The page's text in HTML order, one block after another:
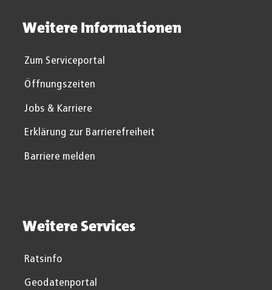
Weitere Informationen
Zum Serviceportal
Öffnungszeiten
Jobs & Karriere
Erklärung zur Barrierefreiheit
Barriere melden
Weitere Services
Ratsinfo
Geodatenportal